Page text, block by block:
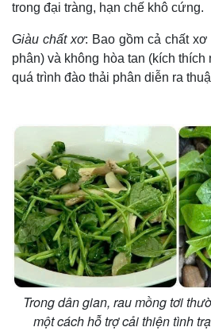
trong đại tràng, hạn chế khô cứng.
Giàu chất xơ: Bao gồm cả chất
phân) và không hòa tan (kích
quá trình đào thải phân diễn ra
Trong dân gian, rau mồng tơi
một cách hỗ trợ cải thiện tình